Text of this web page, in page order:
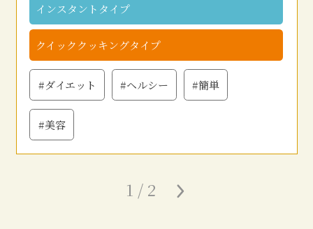
インスタントタイプ
クイッククッキングタイプ
#ダイエット #ヘルシー #簡単
#美容
1 / 2 »